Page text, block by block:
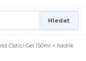
Hledat
Čistící Gel 150ml + hadřík